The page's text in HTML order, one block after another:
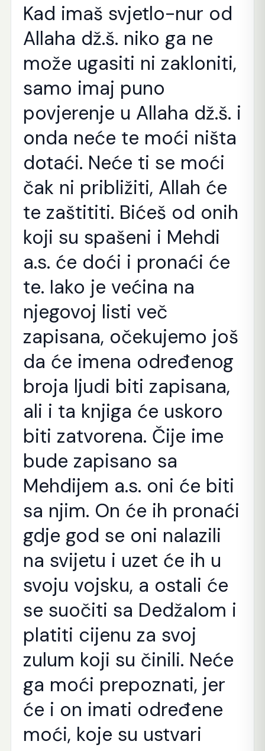
Kad imaš svjetlo-nur od
Allaha dž.š. niko ga ne
može ugasiti ni zakloniti,
samo imaj puno
povjerenje u Allaha dž.š. i
onda neće te moći ništa
dotaći. Neće ti se moći
čak ni približiti, Allah će
te zaštititi. Bićeš od onih
koji su spašeni i Mehdi
a.s. će doći i pronaći će
te. Iako je većina na
njegovoj listi več
zapisana, očekujemo još
da će imena određenog
broja ljudi biti zapisana,
ali i ta knjiga će uskoro
biti zatvorena. Čije ime
bude zapisano sa
Mehdijem a.s. oni će biti
sa njim. On će ih pronaći
gdje god se oni nalazili
na svijetu i uzet će ih u
svoju vojsku, a ostali će
se suočiti sa Dedžalom i
platiti cijenu za svoj
zulum koji su činili. Neće
ga moći prepoznati, jer
će i on imati određene
moći, koje su ustvari